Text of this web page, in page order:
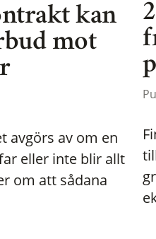
kan
mot
avgörs av om en
eller inte blir allt
om att sådana